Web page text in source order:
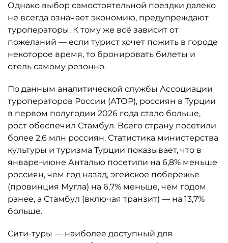
Однако выбор самостоятельной поездки далеко
не всегда означает экономию, предупреждают
туроператоры. К тому же всё зависит от
пожеланий — если турист хочет пожить в городе
некоторое время, то бронировать билеты и
отель самому резонно.
По данным аналитической службы Ассоциации
туроператоров России (АТОР), россиян в Турции
в первом полугодии 2026 года стало больше,
рост обеспечил Стамбул. Всего страну посетили
более 2,6 млн россиян. Статистика министерства
культуры и туризма Турции показывает, что в
январе–июне Анталью посетили на 6,8% меньше
россиян, чем год назад, эгейское побережье
(провинция Мугла) на 6,7% меньше, чем годом
ранее, а Стамбул (включая транзит) — на 13,7%
больше.
Сити-туры — наиболее доступный для